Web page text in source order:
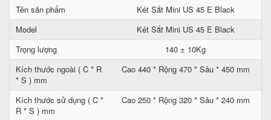
Tên sản phẩm
Két Sắt Mini US 45 E Black
Model
Két Sắt Mini US 45 E Black
Trọng lượng
140 ± 10Kg
Kích thước ngoài ( C * R
* S ) mm
Cao 440 * Rộng 470 * Sâu * 450 mm
Kích thước sử dụng ( C *
R * S ) mm
Cao 250 * Rộng 320 * Sâu * 240 mm